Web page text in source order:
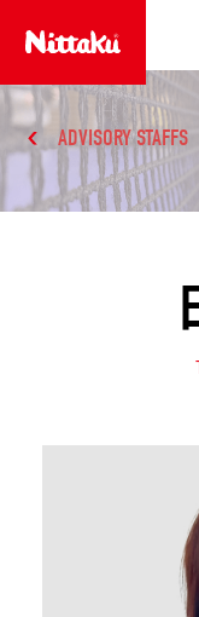
ADVISORY STAFFS